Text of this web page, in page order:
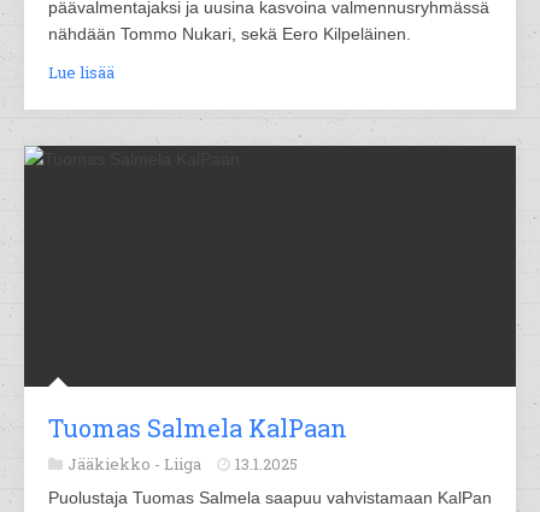
päävalmentajaksi ja uusina kasvoina valmennusryhmässä
nähdään Tommo Nukari, sekä Eero Kilpeläinen.
Lue lisää
Tuomas Salmela KalPaan
Jääkiekko - Liiga 13.1.2025
Puolustaja Tuomas Salmela saapuu vahvistamaan KalPan